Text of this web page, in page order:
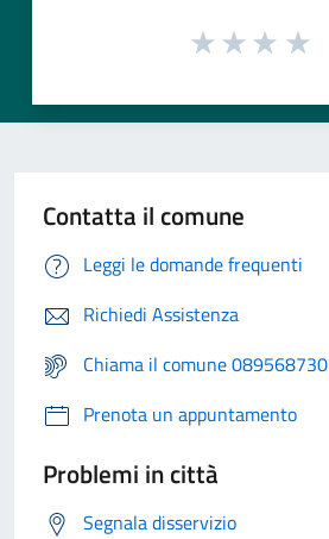
Contatta il comune
Leggi le domande frequenti
Richiedi Assistenza
Chiama il comune 089568730
Prenota un appuntamento
Problemi in città
Segnala disservizio